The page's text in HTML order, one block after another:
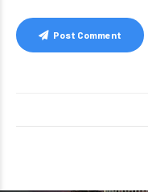
Post Comment